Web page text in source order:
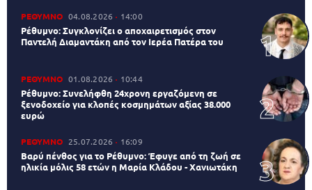
ΡΕΘΥΜΝΟ 04.08.2026 14:00
Ρέθυμνο: Συγκλονίζει ο αποχαιρετισμός στον
Παντελή Διαμαντάκη από τον Ιερέα Πατέρα του
ΡΕΘΥΜΝΟ 01.08.2026 10:44
Ρέθυμνο: Συνελήφθη 24χρονη εργαζόμενη σε
ξενοδοχείο για κλοπές κοσμημάτων αξίας 38.000
ευρώ
ΡΕΘΥΜΝΟ 25.07.2026 16:09
Βαρύ πένθος για το Ρέθυμνο: Έφυγε από τη ζωή σε
ηλικία μόλις 58 ετών η Μαρία Κλάδου - Χανιωτάκη